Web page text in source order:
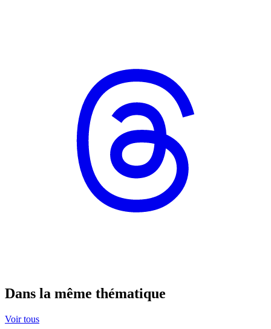
Dans la même thématique
Voir tous